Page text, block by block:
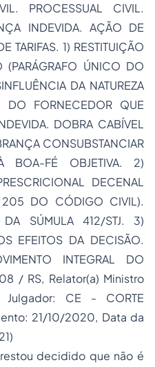
PROCESSUAL CIVIL.
INDEVIDA. AÇÃO DE
TARIFAS. 1) RESTITUIÇÃO
ÚNICO DO
DA NATUREZA
DO FORNECEDOR QUE
DOBRA CABÍVEL
CONSUBSTANCIAR
BOA-FÉ OBJETIVA. 2)
DECENAL
DO CÓDIGO CIVIL).
SÚMULA 412/STJ. 3)
EFEITOS DA DECISÃO.
INTEGRAL DO
/ RS, Relator(a) Ministro
Julgador: CE - CORTE
21/10/2020, Data da
decidido que não é